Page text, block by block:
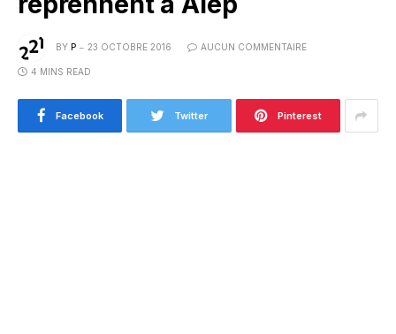
BY P 23 OCTOBRE 2016 AUCUN COMMENTAIRE
4 MINS READ
Facebook Twitter Pinterest